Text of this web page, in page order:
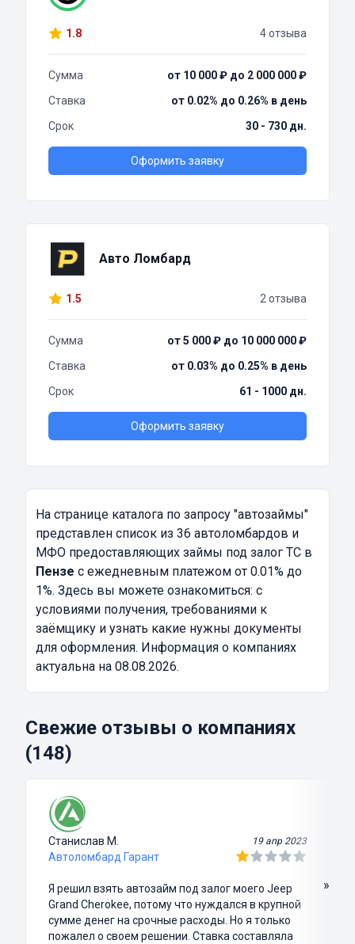
1.8 4 отзыва
Сумма
от 10 000 ₽ до 2 000 000 ₽
Ставка
от 0.02% до 0.26% в день
Срок
30 - 730 дн.
Оформить заявку
Авто Ломбард
1.5 2 отзыва
Сумма
от 5 000 ₽ до 10 000 000 ₽
Ставка
от 0.03% до 0.25% в день
Срок
61 - 1000 дн.
Оформить заявку
На странице каталога по запросу "автозаймы"
представлен список из 36 автоломбардов и
МФО предоставляющих займы под залог ТС в
Пензе с ежедневным платежом от 0.01% до
1%. Здесь вы можете ознакомиться: с
условиями получения, требованиями к
заёмщику и узнать какие нужны документы
для оформления. Информация о компаниях
актуальна на 08.08.2026.
Свежие отзывы о компаниях
(148)
Станислав М. 19 апр 2023
Автоломбард Гарант
Я решил взять автозайм под залог моего Jeep
Grand Cherokee, потому что нуждался в крупной
сумме денег на срочные расходы. Но я только
пожалел о своем решении. Ставка составляла
»